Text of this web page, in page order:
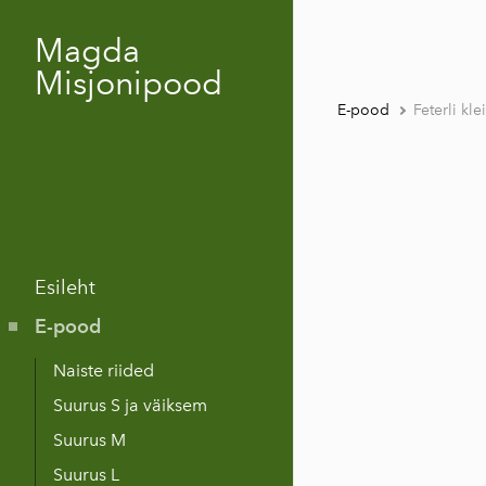
Magda
Misjonipood
Esileht
E-pood
Naiste riided
Suurus S ja väiksem
Suurus M
Suurus L
E-pood Feterli